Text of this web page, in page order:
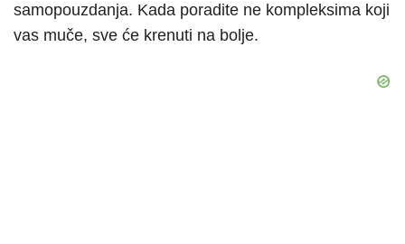
samopouzdanja. Kada poradite ne kompleksima koji
vas muče, sve će krenuti na bolje.